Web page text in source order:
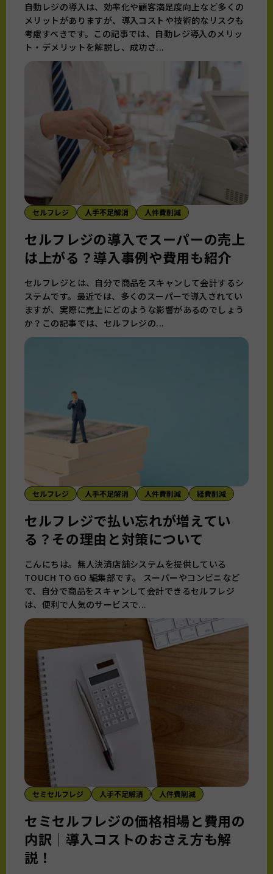
自動レジの導入は、効率化や顧客満足度向上など多くの
メリットがありますが、導入コストや技術的なリスクも
考慮すべきです。この記事では、自動レジ導入のメリッ
ト・デメリットを解説し、成功さ...
セルフレジ 人手不足解消 人件費削減
セルフレジの導入でスーパーの売上
は上がる？導入事例や費用も紹介
セルフレジとは、自分で商品をスキャンして会計するシ
ステムです。最近では、多くのスーパーで導入されてい
ますが、実際に売上にどのような影響があるのでしょう
か？この記事では、セルフレジの...
セルフレジ 人手不足解消 人件費削減 経費削減
セルフレジで払い忘れが増えてい
る？その理由と対策について
こんにちは。無人決済店舗システムを提供している
TOUCH TO GO 編集部です。 スーパーやコンビニなど
で、自分で商品をスキャンして会計できるセルフレジ
は、便利で人気のサービスで...
セミセルフレジ 人手不足解消 人件費削減
セミセルフレジの価格相場と費用の
内訳｜導入コストのおさえ方も解
説！